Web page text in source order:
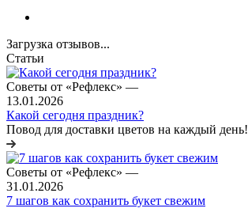
Загрузка отзывов...
Статьи
Советы от «Рефлекс» —
13.01.2026
Какой сегодня праздник?
Повод для доставки цветов на каждый день!
Советы от «Рефлекс» —
31.01.2026
7 шагов как сохранить букет свежим